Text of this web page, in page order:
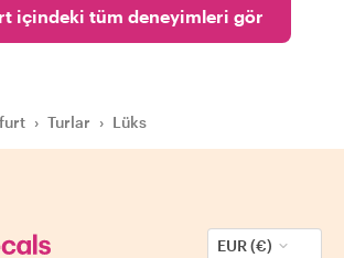
içindeki tüm deneyimleri gör
› Turlar › Lüks
EUR (€)